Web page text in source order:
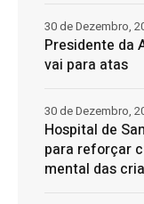
Presidente da
vai para atas
30 de Dezembro,
Hospital de
para reforçar
mental das
30 de Dezembro,